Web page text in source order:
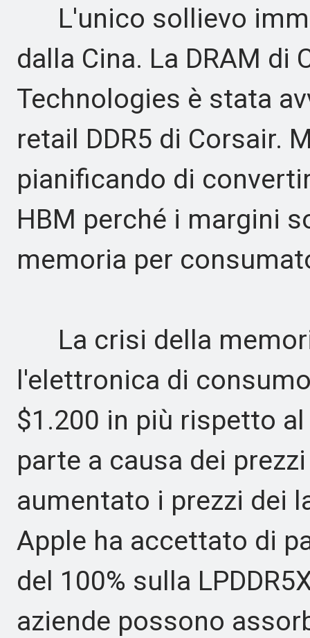
L'unico sollievo
dalla Cina. La DRAM di
Technologies è stata
retail DDR5 di Corsair.
pianificando di
HBM perché i margini
memoria per
La crisi della
l'elettronica di
$1.200 in più rispetto
parte a causa dei
aumentato i prezzi dei
Apple ha accettato di
del 100% sulla
aziende possono